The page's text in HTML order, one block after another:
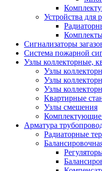
Устройства для
Сигнализаторы
Система пожарной
Узлы коллекторные,
Узлы
Узлы
Узлы
Квартирные
Узлы смешения
Комплектующие
Арматура
Радиаторные